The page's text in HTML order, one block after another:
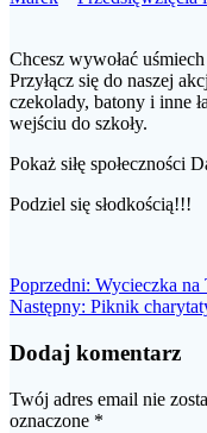
Chcesz wywołać
Przyłącz się do naszej
czekolady, batony i inne
wejściu do szkoły.
Pokaż siłę społeczności
Podziel się słodkością!!!
Nawigacja
wpisu
Poprzedni: Poprzedni
wpis:
Wycieczka na
Następny: Następny
Piknik
Dodaj komentarz
Twój adres email nie
oznaczone *